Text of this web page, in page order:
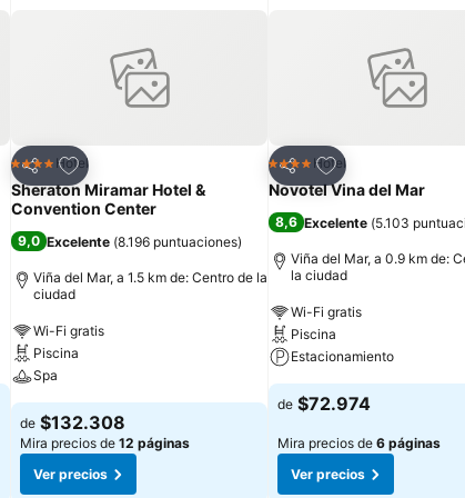
Compartir
Agregar a favoritos
4 EstrellasHotel
Sheraton Miramar Hotel &
Convention Center
9,0 Excelente (8.196 puntuaciones)
Viña del Mar, a 1.5 km de: Centro de la
ciudad
Wi-Fi gratis
Piscina
Spa
de $132.308
Mira precios de 12 páginas
Ver precios
Compartir
Agregar a
4 EstrellasHotel
Novotel Vina del Mar
8,6 Excelente (5.103
Viña del Mar, a 0.9 km de:
la ciudad
Wi-Fi gratis
Piscina
Estacionamiento
de $72.974
Mira precios de 6 páginas
Ver precios